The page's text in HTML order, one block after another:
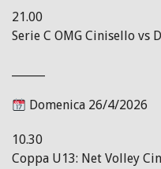
21.00
Serie C OMG Cinisello vs
Domenica 26/4/2026
10.30
Coppa U13: Net Volley